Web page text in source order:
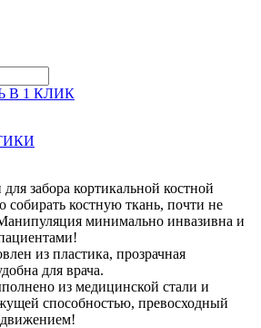
В 1 КЛИК
забора кортикальной костной
собирать костную ткань, почти не
минимально инвазивна и
из пластика, прозрачная
для врача.
из медицинской стали и
способностью, превосходный